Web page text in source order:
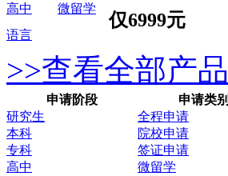
仅6999元
高中
微留学
语言
>>查看全部产品
申请阶段
申请类别
研究生
全程申请
本科
院校申请
专科
签证申请
高中
微留学